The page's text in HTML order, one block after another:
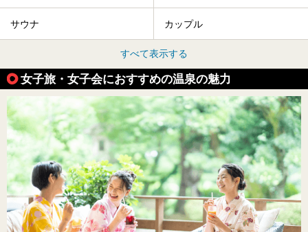
サウナ カップル
すべて表示する
女子旅・女子会におすすめの温泉の魅力